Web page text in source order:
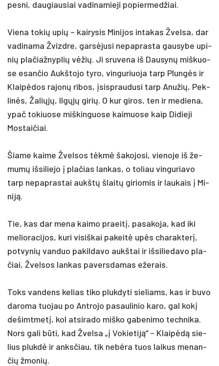
pes­ni, dau­giau­siai va­di­na­mie­ji po­pier­med­žiai.
Vie­na to­kių upių – kai­ry­sis Mi­ni­jos in­ta­kas Žvel­sa, dar
va­di­na­ma Žvizd­re, garsė­ju­si ne­pap­ras­ta gau­sy­be upi­
nių pla­čiaž­nyp­lių vėžių. Ji sru­ve­na iš Dau­synų miš­kuo­
se esan­čio Aukš­to­jo ty­ro, vin­gu­riuo­ja tarp Plungės ir
Klaipė­dos ra­jonų ri­bos, įsisp­rau­du­si tarp Anu­žių, Pek­
linės, Ža­liųjų, Ilgųjų gi­rių. O kur gi­ros, ten ir me­die­na,
ypač to­kiuo­se miš­kin­guo­se kai­muo­se kaip Di­die­ji
Mos­tai­čiai.
Šia­me kai­me Žvel­sos tėkmė ša­ko­jo­si, vie­no­je iš že­
mumų iš­si­lie­jo į pla­čias lan­kas, o to­liau vin­gu­ria­vo
tarp ne­pap­ras­tai aukštų šlaitų gi­rio­mis ir lau­kais į Mi­
niją.
Tie, kas dar me­na kai­mo praeitį, pa­sa­ko­ja, kad iki
me­lio­ra­ci­jos, ku­ri vi­siš­kai pa­keitė upės cha­rak­terį,
po­tvy­nių van­duo pa­kil­da­vo aukš­tai ir iš­si­lie­da­vo pla­
čiai, Žvel­sos lan­kas pa­vers­da­mas eže­rais.
Toks van­dens ke­lias ti­ko pluk­dy­ti sie­liams, kas ir bu­vo
da­ro­ma tuo­jau po Ant­ro­jo pa­sau­li­nio ka­ro, gal kokį
de­šimt­metį, kol at­si­ra­do miš­ko ga­be­ni­mo tech­ni­ka.
Nors ga­li būti, kad Žvel­sa „į Vo­kie­tiją“ – Klaipėdą sie­
lius plukdė ir anks­čiau, tik ne­bėra tuos lai­kus me­nan­
čių žmo­nių.